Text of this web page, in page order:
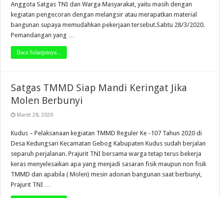
Anggota Satgas TNI dan Warga Masyarakat, yaitu masih dengan
kegiatan pengecoran dengan melangsir atau merapatkan material
bangunan supaya memudahkan pekerjaan tersebut.Sabtu 28/3/2020.
Pemandangan yang …
Baca Selanjutnya...
Satgas TMMD Siap Mandi Keringat Jika
Molen Berbunyi
Maret 28, 2020
Kudus – Pelaksanaan kegiatan TMMD Reguler Ke -107 Tahun 2020 di
Desa Kedungsari Kecamatan Gebog Kabupaten Kudus sudah berjalan
separuh perjalanan. Prajurit TNI bersama warga tetap terus bekerja
keras menyelesaikan apa yang menjadi sasaran fisik maupun non fisik
TMMD dan apabila ( Molen) mesin adonan bangunan saat berbunyi,
Prajurit TNI …